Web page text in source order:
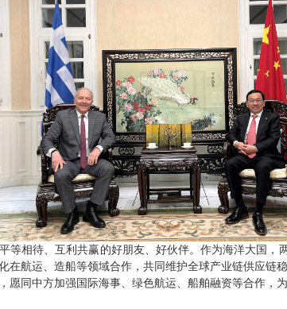
等相待、互利共赢的好朋友、好伙伴。作为海洋大国，
在航运、造船等领域合作，共同维护全球产业链供应
愿同中方加强国际海事、绿色航运、船舶融资等合作，